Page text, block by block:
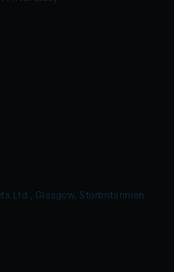
Ltd., Glasgow, Storbritannien